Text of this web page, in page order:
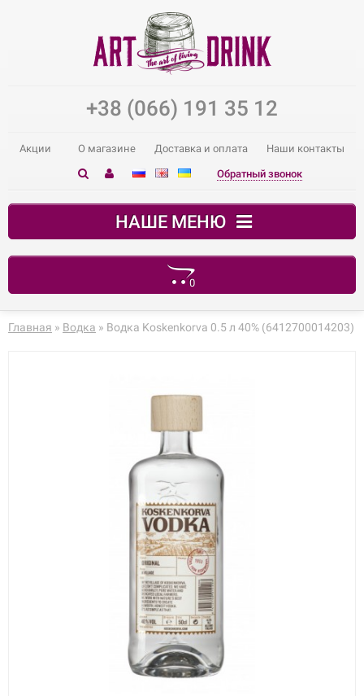
+38 (066) 191 35 12
Акции О магазине Доставка и оплата Наши контакты
Обратный звонок
НАШЕ МЕНЮ
0
В корзине пусто!
Главная » Водка » Водка Koskenkorva 0.5 л 40% (6412700014203)